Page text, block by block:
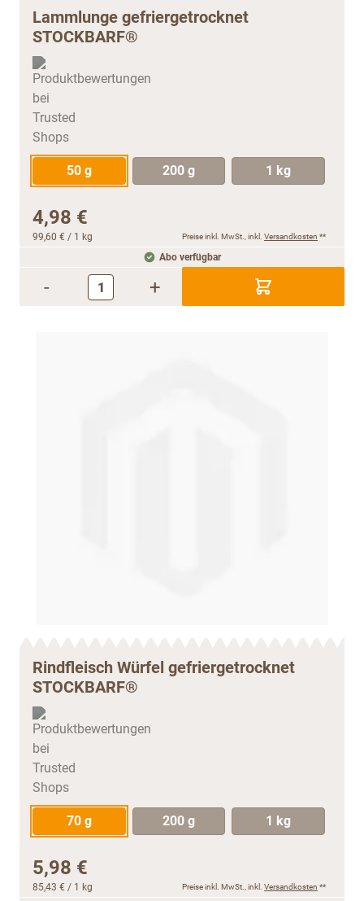
Lammlunge gefriergetrocknet
STOCKBARF®
50 g 200 g 1 kg
4,98 €
99,60 € / 1 kg Preise inkl. MwSt., inkl. Versandkosten **
Abo verfügbar
- +
Rindfleisch Würfel gefriergetrocknet
STOCKBARF®
70 g 200 g 1 kg
5,98 €
85,43 € / 1 kg Preise inkl. MwSt., inkl. Versandkosten **